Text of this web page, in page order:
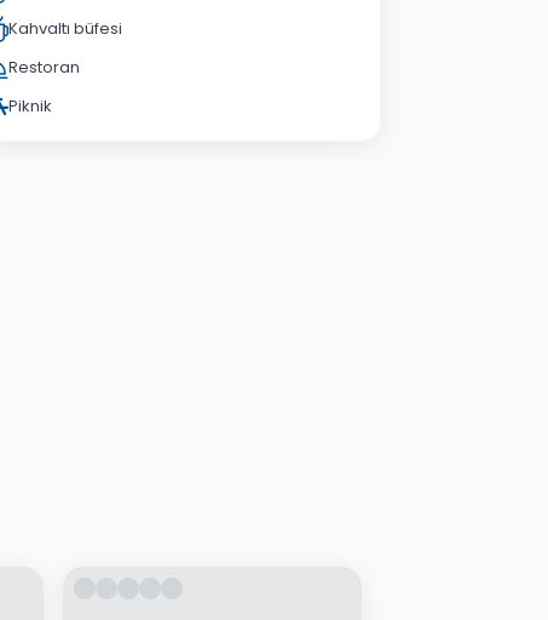
Kahvaltı büfesi
Restoran
Piknik